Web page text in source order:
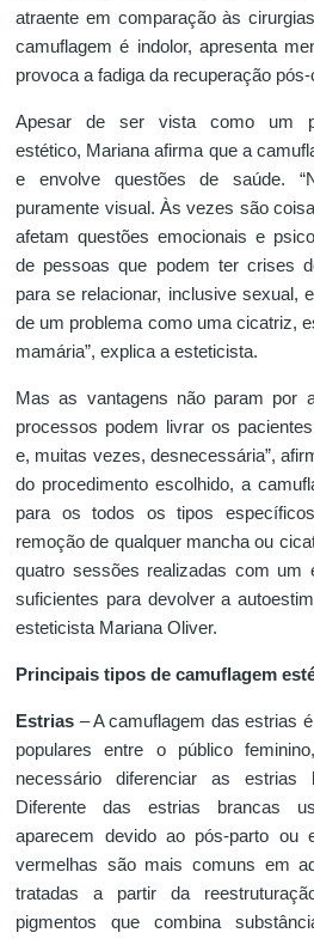
atraente em comparação às
camuflagem é indolor, apresenta
provoca a fadiga da recuperação
Apesar de ser vista como um
estético, Mariana afirma que a
e envolve questões de saúde.
puramente visual. Às vezes são
afetam questões emocionais e
de pessoas que podem ter crises
para se relacionar, inclusive sexual,
de um problema como uma cicatriz,
mamária”, explica a esteticista.
Mas as vantagens não param por
processos podem livrar os
e, muitas vezes, desnecessária”,
do procedimento escolhido, a
para os todos os tipos
remoção de qualquer mancha ou
quatro sessões realizadas com um
suficientes para devolver a
esteticista Mariana Oliver.
Principais tipos de camuflagem
Estrias – A camuflagem das estrias
populares entre o público
necessário diferenciar as estrias
Diferente das estrias brancas
aparecem devido ao pós-parto ou
vermelhas são mais comuns em
tratadas a partir da
pigmentos que combina